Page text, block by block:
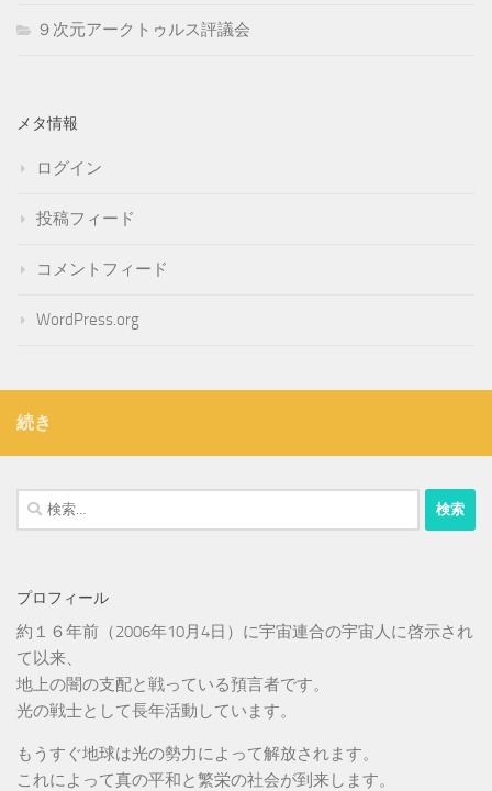
９次元アークトゥルス評議会
メタ情報
ログイン
投稿フィード
コメントフィード
WordPress.org
続き
検
索:
プロフィール
約１６年前（2006年10月4日）に宇宙連合の宇宙人に啓示され
て以来、
地上の闇の支配と戦っている預言者です。
光の戦士として長年活動しています。
もうすぐ地球は光の勢力によって解放されます。
これによって真の平和と繁栄の社会が到来します。